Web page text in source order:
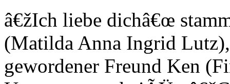
â€žIch liebe dichâ€œ
(Matilda Anna Ingrid
gewordener Freund Ken